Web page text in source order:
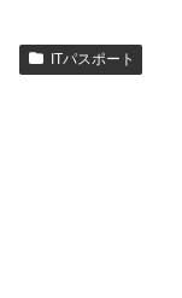
ITパスポート